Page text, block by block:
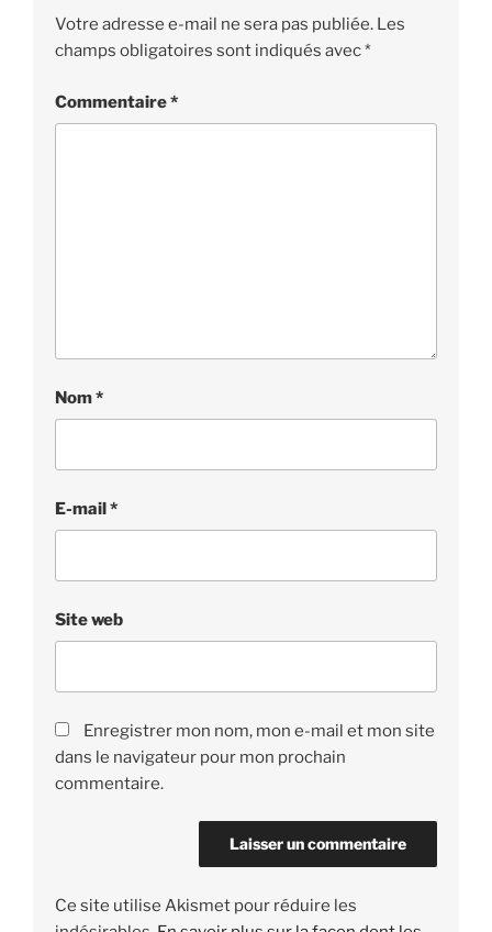
Votre adresse e-mail ne sera pas publiée. Les
champs obligatoires sont indiqués avec*
Commentaire*
Nom*
E-mail*
Site web
Enregistrer mon nom, mon e-mail et mon site
dans le navigateur pour mon prochain
commentaire.
Ce site utilise Akismet pour réduire les